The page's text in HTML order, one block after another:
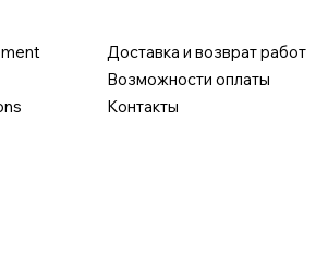
Доставка и возврат работ
Возможности оплаты
Контакты